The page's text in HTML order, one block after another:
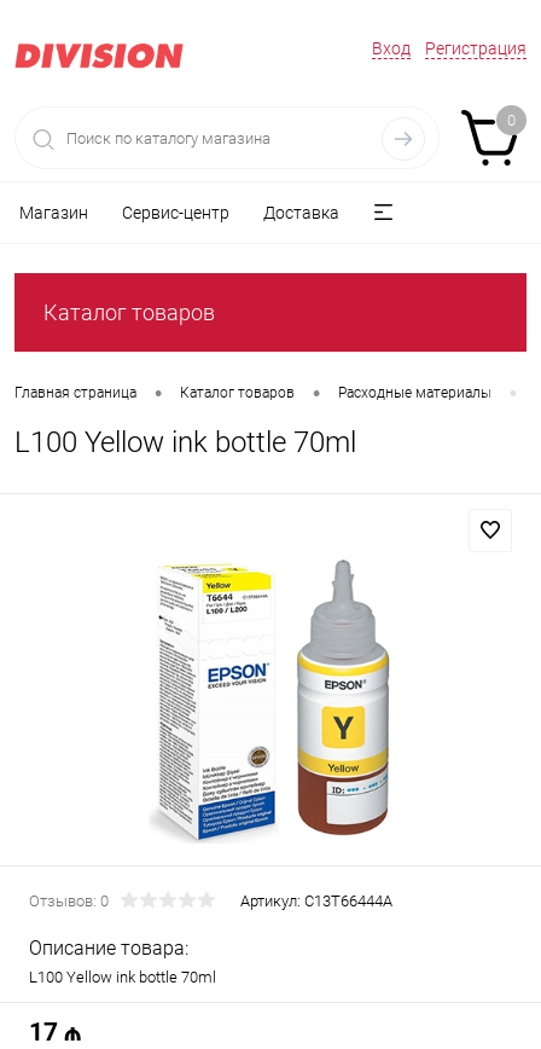
Вход Регистрация
0
Магазин Сервис-центр Доставка
Каталог товаров
Главная страница • Каталог товаров • Расходные материалы •
L100 Yellow ink bottle 70ml
Отзывов: 0 Артикул: C13T66444A
Описание товара:
L100 Yellow ink bottle 70ml
17 ₼